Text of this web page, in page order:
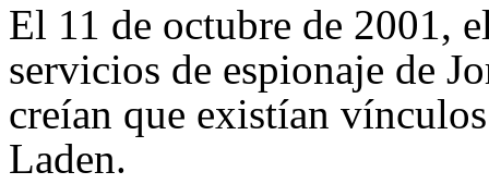
El 11 de octubre de 2001,
servicios de espionaje de
creían que existían
Laden.